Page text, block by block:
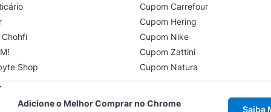
Shop
Cupom Carrefour
Cupom Hering
Cupom Nike
Cupom Zattini
Cupom Natura
Adicione o Melhor Comprar no Chrome
Saiba